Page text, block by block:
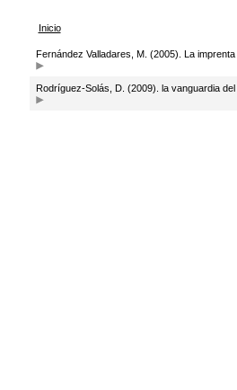
Inicio
Fernández Valladares, M. (2005). La
Rodríguez-Solás, D. (2009). la vanguardia